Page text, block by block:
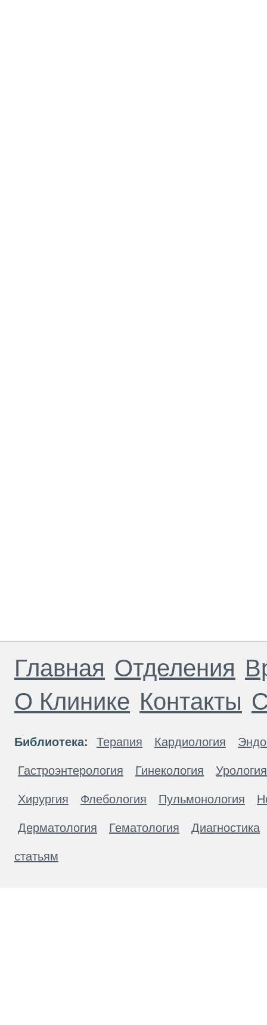
Главная Отделения
О Клинике Контакты
Библиотека: Терапия Кардиология
Гастроэнтерология Гинекология Урология
Хирургия Флебология Пульмонология
Дерматология Гематология Диагностика
статьям